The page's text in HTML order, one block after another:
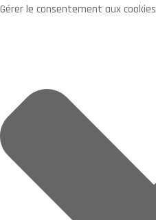
Gérer le consentement aux cookies